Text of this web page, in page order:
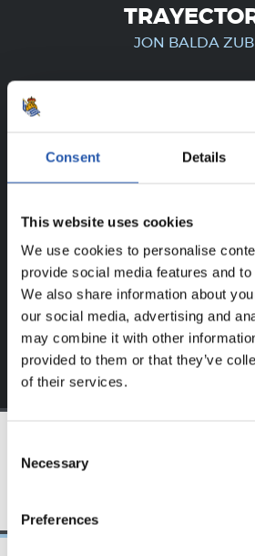
Consent Details
This website uses cookies
We use cookies to personalise
provide social media features and
We also share information about
our social media, advertising and
may combine it with other
provided to them or that they’ve
of their services.
Selection
Necessary
Preferences
JON BALDA
nuestra web.
Regístrate haciendo clic en el
contenido exclusivo